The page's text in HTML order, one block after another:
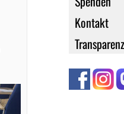
Kontakt
Transparenz